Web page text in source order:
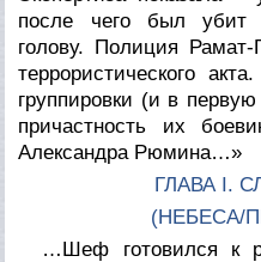
после чего был убит
голову. Полиция Рамат-
террористического
группировки (и в
причастность их
Александра Рюмина…»
ГЛАВА I.
(НЕБЕСА/
…Шеф готовился к